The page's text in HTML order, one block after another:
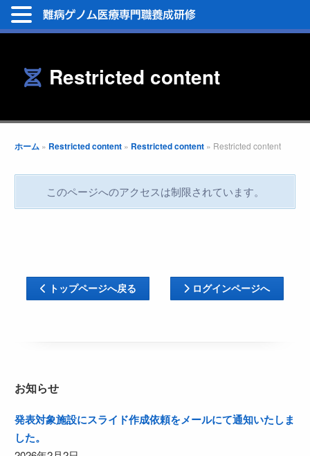
Restricted content
ホーム » Restricted content » Restricted content » Restricted content
このページへのアクセスは制限されています。
トップページへ戻る ログインページへ
お知らせ
発表対象施設にスライド作成依頼をメールにて通知いたしま
した。